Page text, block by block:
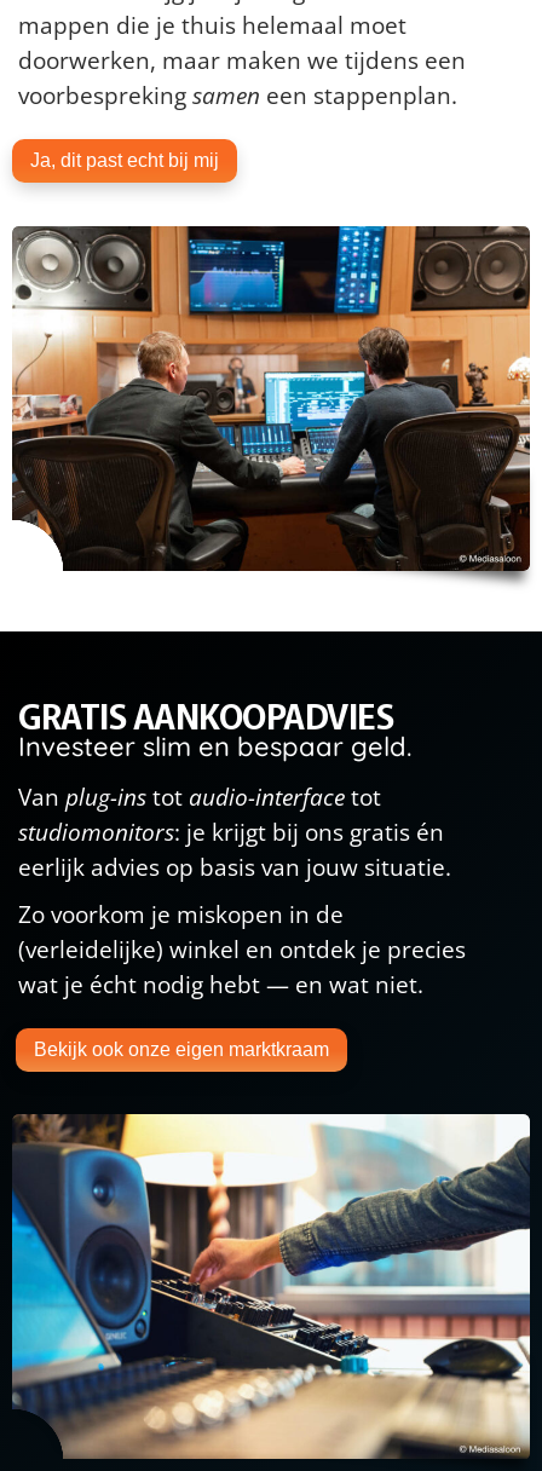
mappen die je thuis helemaal moet
doorwerken, maar maken we tijdens een
voorbesprekingsamen een stappenplan.
Ja, dit past echt bij mij
GRATIS AANKOOPADVIES
Investeer slim en bespaar geld.
Van plug-instot audio-interfacetot
studiomonitors: je krijgt bij ons gratis én
eerlijk advies op basis van jouw situatie.
Zo voorkom je miskopen in de
(verleidelijke) winkel en ontdek je precies
wat je écht nodig hebt — en wat niet.
Bekijk ook onze eigen marktkraam